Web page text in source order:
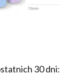
30 dni: